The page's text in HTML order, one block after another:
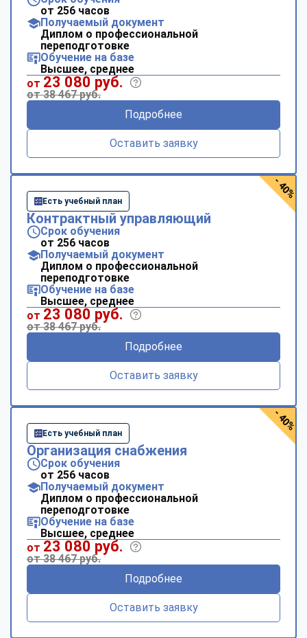
от 256 часов
Получаемый документ
Диплом о профессиональной
переподготовке
Обучение на базе
Высшее, среднее
от 23 080 руб.
от 38 467 руб.
Подробнее
Оставить заявку
Есть учебный план
Контрактный управляющий
Срок обучения
от 256 часов
Получаемый документ
Диплом о профессиональной
переподготовке
Обучение на базе
Высшее, среднее
от 23 080 руб.
от 38 467 руб.
Подробнее
Оставить заявку
- 40%
Есть учебный план
Организация снабжения
Срок обучения
от 256 часов
Получаемый документ
Диплом о профессиональной
переподготовке
Обучение на базе
Высшее, среднее
от 23 080 руб.
от 38 467 руб.
Подробнее
Оставить заявку
- 40%